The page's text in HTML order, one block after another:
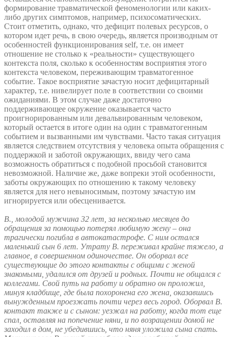
формирование травматической феноменологии или каких-
либо других симптомов, например, психосоматических.
Стоит отметить, однако, что дефицит полевых ресурсов, о
котором идет речь, в свою очередь, является производным от
особенностей функционирования self, т.е. он имеет
отношение не столько к «реальности» существующего
контекста поля, сколько к особенностям восприятия этого
контекста человеком, переживающим травматогенное
событие. Такое восприятие зачастую носит дефицитарный
характер, т.е. нивелирует поле в соответствии со своими
ожиданиями. В этом случае даже достаточно
поддерживающее окружение оказывается часто
проигнорированным или девальвированным человеком,
который остается в итоге один на один с травматогенным
событием и вызванными им чувствами. Часто такая ситуация
является следствием отсутствия у человека опыта обращения с
поддержкой и заботой окружающих, ввиду чего сама
возможность обратиться с подобной просьбой становится
невозможной. Наличие же, даже вопреки этой особенности,
заботы окружающих по отношению к такому человеку
является для него невыносимым, поэтому зачастую им
игнорируется или обесценивается.
В., молодой мужчина 32 лет, за несколько месяцев до
обращения за помощью потерял любимую жену – она
трагически погибла в автокатастрофе. С ним остался
маленький сын 6 лет. Утрату В. переживал крайне тяжело, а
главное, в совершенном одиночестве. Он оборвал все
существующие до этого контакты с общими с женой
знакомыми, удалился от друзей и родных. Почти не общался с
коллегами. Свой путь на работу и обратно он проложил,
минуя кладбище, где была похоронена его жена, оказавшись
вынужденным проезжать почти через весь город. Оборвал В.
контакт также и с сыном: уезжал на работу, когда тот еще
спал, оставляя на попечение няни, и по возращении домой не
заходил в дом, не убедившись, что няня уложила сына спать.